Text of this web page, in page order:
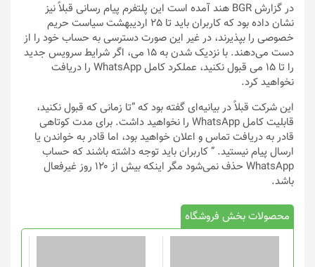
در گزارش BGR هند آمده است این پلتفرم پیام رسانی قبلاً نیز
نشان داده بود که کاربران باید تا 25 اردیبهشت سیاست حریم
خصوصی را بپذیرند، در غیر این صورت دسترسی به حساب خود را از
دست می‌دهند. با نزدیک شدن به ۱۵ می، اگر شرایط سرویس جدید
را تا ۱۵ می قبول نکنید، عملکرد کامل WhatsApp را دریافت
نخواهید کرد.
این شرکت قبلاً در بیانیه‌ای گفته بود که “تا زمانی که قبول نکنید،
قابلیت کامل WhatsApp را نخواهید داشت. برای مدت کوتاهی
قادر به دریافت تماس و اعلان خواهید بود، اما قادر به خواندن یا
ارسال پیام نیستید. ” کاربران باید توجه داشته باشند که حساب
WhatsApp حذف نمی‌شود مگر اینکه بیش از ۱۲۰ روز غیرفعال
باشد.
محصولات بخش فروشگاه